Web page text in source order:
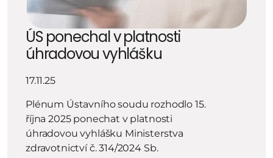
ÚS ponechal v platnosti
úhradovou vyhlášku
17.11.25
Plénum Ústavního soudu rozhodlo 15.
října 2025 ponechat v platnosti
úhradovou vyhlášku Ministerstva
zdravotnictví č. 314/2024 Sb.